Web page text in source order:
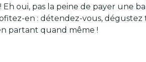
oui, pas la peine de payer une
en : détendez-vous,
partant quand même !